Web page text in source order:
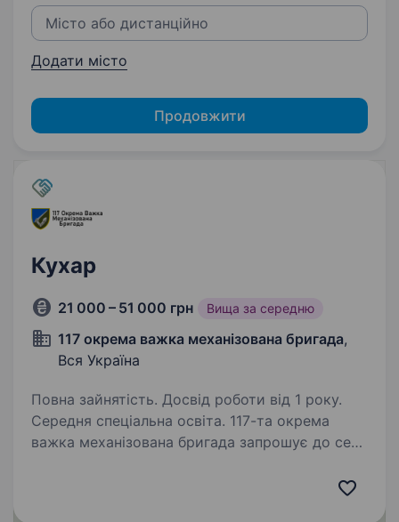
Додати місто
Продовжити
Кухар
21 000 – 51 000 грн Вища за середню
117 окрема важка механізована бригада,
Вся Україна
Повна зайнятість. Досвід роботи від 1 року.
Середня спеціальна освіта. 117-та окрема
важка механізована бригада запрошує до себе